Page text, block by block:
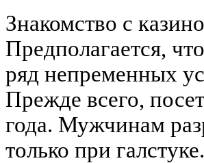
Знакомство с
Предполагается,
ряд непременных
Прежде всего,
года. Мужчинам
только при